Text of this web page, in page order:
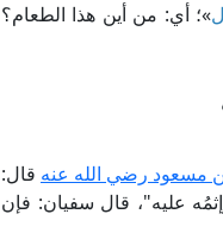
»؛ أي: من أين هذا الطعام؟
مسعود رضي الله عنه قال:
عليه"، قال سفيان: فإن